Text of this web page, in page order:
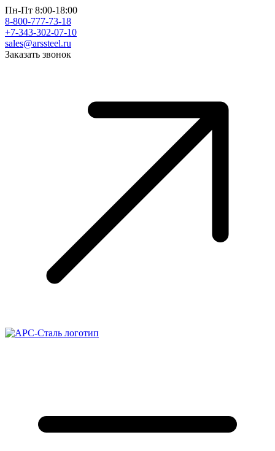
Пн-Пт 8:00-18:00
8-800-777-73-18
+7-343-302-07-10
sales@arssteel.ru
Заказать звонок